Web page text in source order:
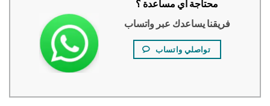
محتاجة اي مساعدة ؟
فريقنا يساعدك عبر واتساب
تواصلي واتساب